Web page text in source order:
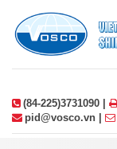
(84-225)3731090 |
pid@vosco.vn |